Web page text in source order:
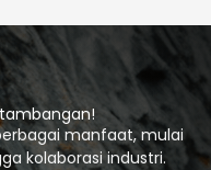
manfaat, mulai
kolaborasi industri.